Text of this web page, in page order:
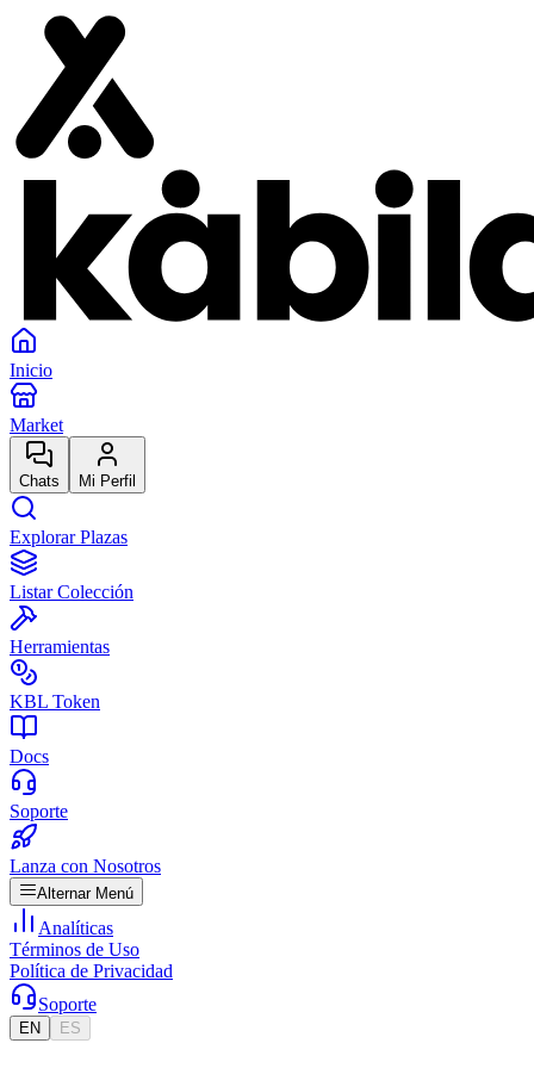
Inicio
Market
Chats Mi Perfil
Explorar Plazas
Listar Colección
Herramientas
KBL Token
Docs
Soporte
Lanza con Nosotros
Alternar Menú
Analíticas
Términos de Uso
Política de Privacidad
Soporte
EN ES